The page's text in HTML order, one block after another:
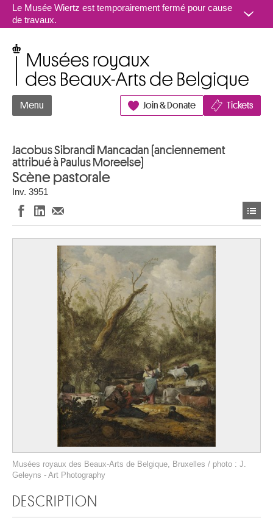
Aller au contenu
Le Musée Wiertz est temporairement fermé pour cause
de travaux.
Menu Join & Donate Tickets
Jacobus Sibrandi Mancadan (anciennement
attribué à Paulus Moreelse)
Scène pastorale
Inv. 3951
Musées royaux des Beaux-Arts de Belgique, Bruxelles / photo : J.
Geleyns - Art Photography
DESCRIPTION